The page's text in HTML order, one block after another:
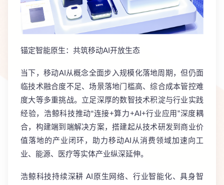
锚定智能原生：共筑移动AI开放生态
当下，移动AI从概念全面步入规模化落地周期，但仍面
临技术融合度不足、场景落地门槛高、综合成本管控难
度大等多重挑战。立足深厚的数智技术积淀与行业实践
经验，浩鲸科技推动“连接+算力+AI+行业应用”深度耦
合，构建端到端解决方案，搭建起从技术研发到商业价
值落地的产业闭环，助力移动AI从消费领域加速向工
业、能源、医疗等实体产业纵深延伸。
浩鲸科技持续深耕 AI原生网络、行业智能化、具身智